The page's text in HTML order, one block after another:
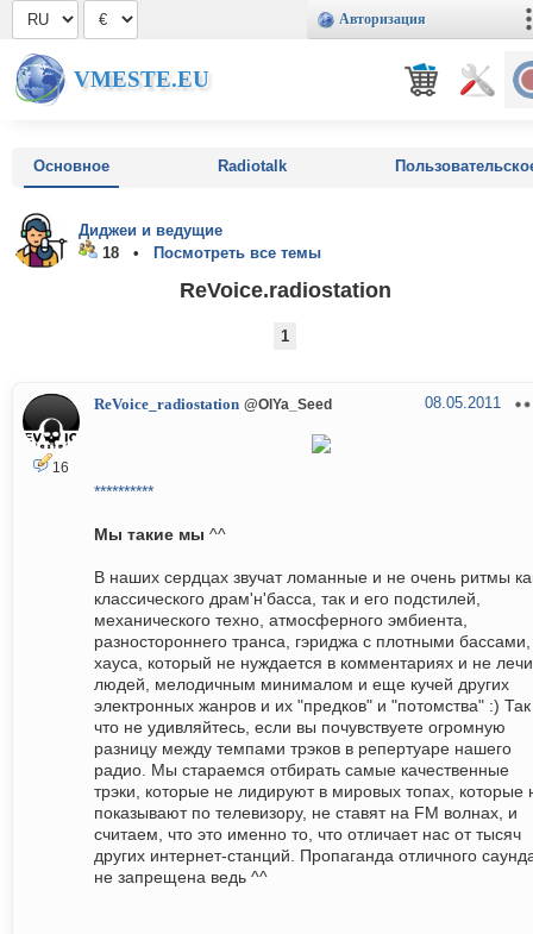
Авторизация
VMESTE.EU
Основное Radiotalk
Диджеи и ведущие
18 •
Посмотреть все темы
ReVoice.radiostation
1
16
ReVoice_radiostation @OlYa_Seed 08.05.2011
**********
Мы такие мы ^^
В наших сердцах звучат ломанные и не очень ритмы
классического драм'н'басса, так и его подстилей,
механического техно, атмосферного эмбиента,
разностороннего транса, гэриджа с плотными бассами,
хауса, который не нуждается в комментариях и не
людей, мелодичным минималом и еще кучей других
электронных жанров и их "предков" и "потомства" :) Так
что не удивляйтесь, если вы почувствуете огромную
разницу между темпами трэков в репертуаре нашего
радио. Мы стараемся отбирать самые качественные
трэки, которые не лидируют в мировых топах, которые
показывают по телевизору, не ставят на FM волнах, и
считаем, что это именно то, что отличает нас от тысяч
других интернет-станций. Пропаганда отличного
не запрещена ведь ^^